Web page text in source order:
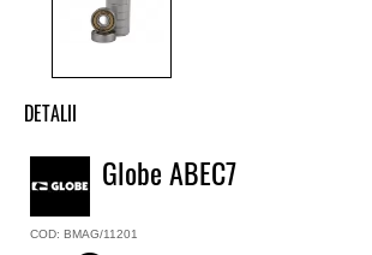
DETALII
Rulmenti skate Globe
Culoare
Auriu
Set de 8 rulmenti ABEC7
Globe ABEC7
COD: BMAG/11201